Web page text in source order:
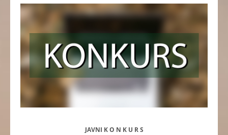
JAVNI K O N K U R S